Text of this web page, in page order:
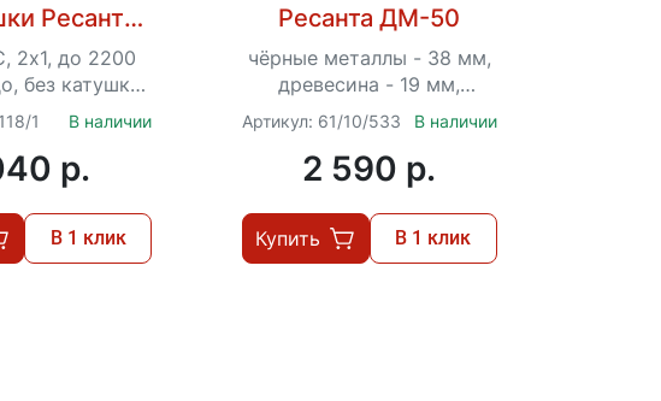
Ресанта
0 (IP44)
2х1, до 2200
без катушки,
IP44
1 В наличии
p.
В 1 клик
Ресанта ДМ-50
чёрные металлы - 38 мм,
древесина - 19 мм,
медный кабель (под
напряжением) - 50 мм
Артикул: 61/10/533 В наличии
2 590 p.
Купить В 1 клик